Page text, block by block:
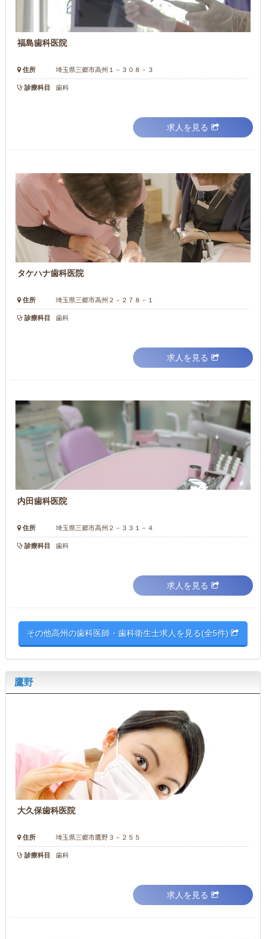
福島歯科医院
住所 埼玉県三郷市高州１－３０８－３
診療科目 歯科
求人を見る
タケハナ歯科医院
住所 埼玉県三郷市高州２－２７８－１
診療科目 歯科
求人を見る
内田歯科医院
住所 埼玉県三郷市高州２－３３１－４
診療科目 歯科
求人を見る
その他高州の歯科医師・歯科衛生士求人を見る(全5件)
鷹野
大久保歯科医院
住所 埼玉県三郷市鷹野３－２５５
診療科目 歯科
求人を見る